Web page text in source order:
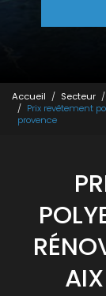
Accueil Secteur
Prix revêtement
provence